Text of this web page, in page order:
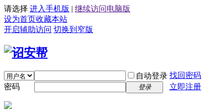
请选择 进入手机版 | 继续访问电脑版
设为首页收藏本站
开启辅助访问 切换到窄版
自动登录 找回密码
密码
登录 立即注册